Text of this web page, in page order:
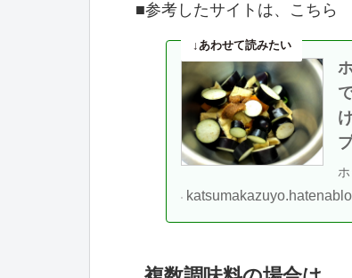
■参考したサイトは、こちら